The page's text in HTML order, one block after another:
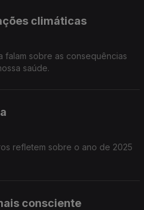
climáticas
falam sobre as consequências
saúde.
refletem sobre o ano de 2025
consciente